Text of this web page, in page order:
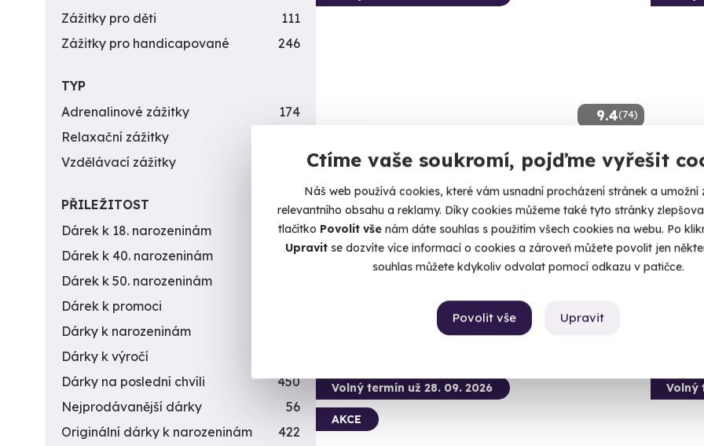
Ctíme vaše soukromí, pojďme vyřešit
Náš web používá cookies, které vám usnadní procházení stránek a umožní
relevantního obsahu a reklamy. Díky cookies můžeme také tyto stránky
tlačítko Povolit vše nám dáte souhlas s použitím všech cookies na webu. Po
Upravitse dozvíte více informací o cookies a zároveň můžete povolit jen
souhlas můžete kdykoliv odvolat pomocí odkazu v patičce.
Upravit
Povolit vše
9.4(74)
Zážitková střelba: Speciální jednotky -
10 zbraní
Vystřílejte 80 nábojů jako člen elitní jednotky URNA.
Budišov nad Budišovkou (okres Opava)
(+ 28 dalších lokalit)
Volný
1 990
Volný termín už 28. 09. 2026
AKCE
Volný
Zážitky pro děti
111
Zážitky pro handicapované
246
TYP
Adrenalinové zážitky
174
Relaxační zážitky
Vzdělávací zážitky
PŘILEŽITOST
Dárek k 18. narozeninám
256
Dárek k 40. narozeninám
453
Dárek k 50. narozeninám
Dárek k promoci
Dárky k narozeninám
Dárky k výročí
Dárky na poslední chvíli
450
Nejprodávanější dárky
56
Originální dárky k narozeninám
422